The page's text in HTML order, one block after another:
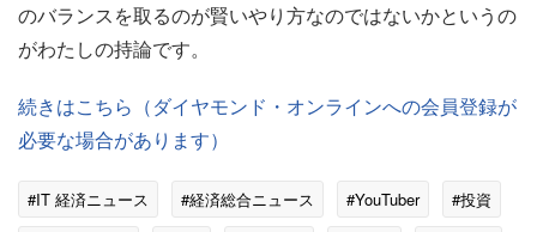
のバランスを取るのが賢いやり方なのではないかというの
がわたしの持論です。
続きはこちら（ダイヤモンド・オンラインへの会員登録が
必要な場合があります）
#IT 経済ニュース #経済総合ニュース #YouTuber
#投資